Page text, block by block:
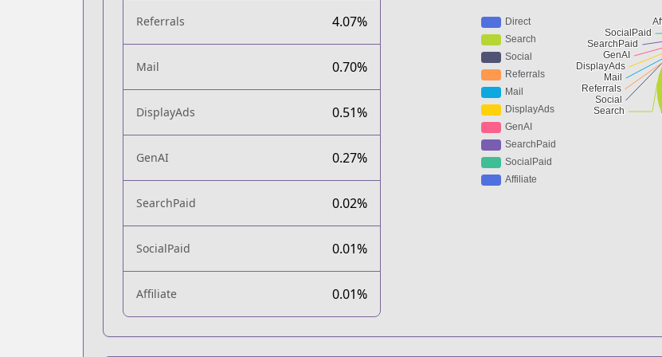
Referrals 4.07%
Mail 0.70%
DisplayAds 0.51%
GenAI 0.27%
SearchPaid 0.02%
SocialPaid 0.01%
Affiliate 0.01%